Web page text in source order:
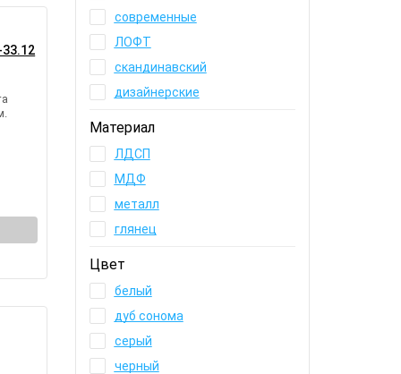
современные
ЛОФТ
скандинавский
дизайнерские
Материал
ЛДСП
МДФ
металл
глянец
Цвет
белый
дуб сонома
серый
черный